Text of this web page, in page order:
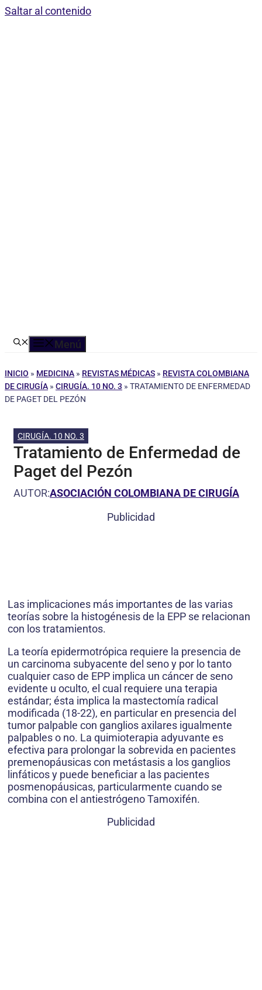
Saltar al contenido
Menú
INICIO » MEDICINA » REVISTAS MÉDICAS » REVISTA COLOMBIANA
DE CIRUGÍA » CIRUGÍA. 10 NO. 3 » TRATAMIENTO DE ENFERMEDAD
DE PAGET DEL PEZÓN
CIRUGÍA. 10 NO. 3
Tratamiento de Enfermedad de
Paget del Pezón
AUTOR:ASOCIACIÓN COLOMBIANA DE CIRUGÍA
Publicidad
Las implicaciones más importantes de las varias
teorías sobre la histogénesis de la EPP se relacionan
con los tratamientos.
La teoría epidermotrópica requiere la presencia de
un carcinoma subyacente del seno y por lo tanto
cualquier caso de EPP implica un cáncer de seno
evidente u oculto, el cual requiere una terapia
estándar; ésta implica la mastectomía radical
modificada (18-22), en particular en presencia del
tumor palpable con ganglios axilares igualmente
palpables o no. La quimioterapia adyuvante es
efectiva para prolongar la sobrevida en pacientes
premenopáusicas con metástasis a los ganglios
linfáticos y puede beneficiar a las pacientes
posmenopáusicas, particularmente cuando se
combina con el antiestrógeno Tamoxifén.
Publicidad